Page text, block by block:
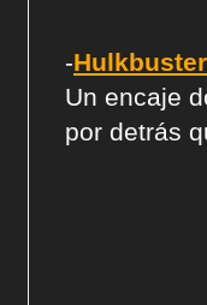
-
Un encaje
por detrás